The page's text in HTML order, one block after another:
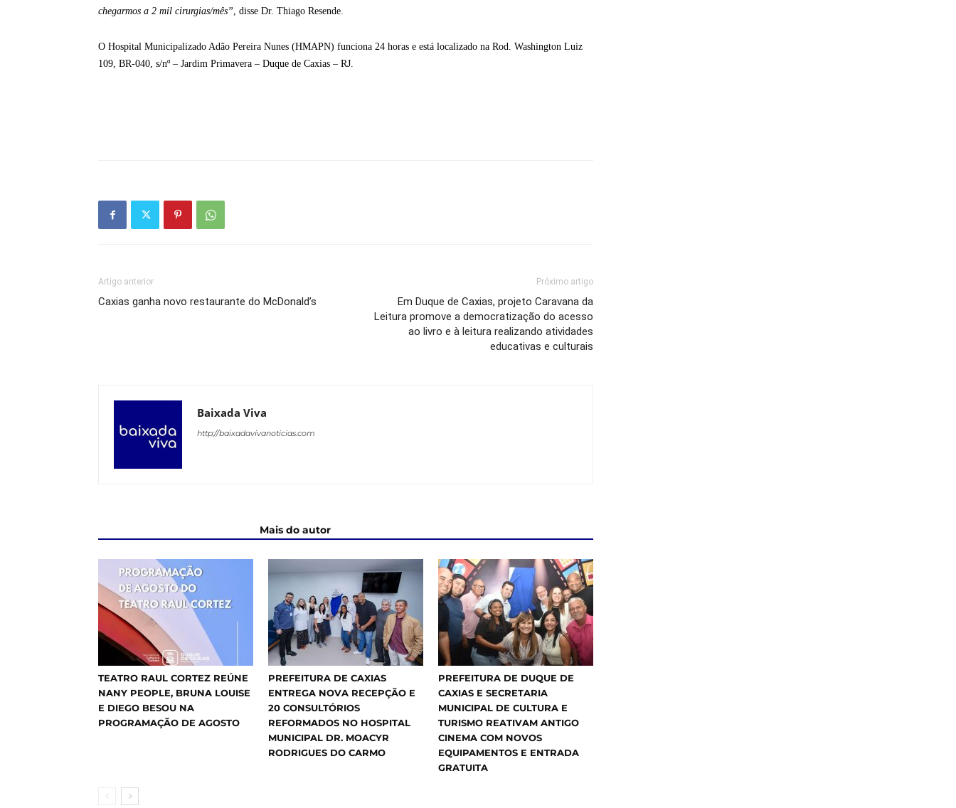
chegarmos a 2 mil cirurgias/mês”, disse Dr. Thiago Resende.
O Hospital Municipalizado Adão Pereira Nunes (HMAPN) funciona 24 horas e está localizado na Rod. Washington Luiz
109, BR-040, s/nº – Jardim Primavera – Duque de Caxias – RJ.
Artigo anterior
Caxias ganha novo restaurante do McDonald’s
Próximo artigo
Em Duque de Caxias, projeto Caravana da
Leitura promove a democratização do acesso
ao livro e à leitura realizando atividades
educativas e culturais
Baixada Viva
http://baixadavivanoticias.com
Mais do autor
TEATRO RAUL CORTEZ REÚNE
NANY PEOPLE, BRUNA LOUISE
E DIEGO BESOU NA
PROGRAMAÇÃO DE AGOSTO
PREFEITURA DE CAXIAS
ENTREGA NOVA RECEPÇÃO E
20 CONSULTÓRIOS
REFORMADOS NO HOSPITAL
MUNICIPAL DR. MOACYR
RODRIGUES DO CARMO
PREFEITURA DE DUQUE DE
CAXIAS E SECRETARIA
MUNICIPAL DE CULTURA E
TURISMO REATIVAM ANTIGO
CINEMA COM NOVOS
EQUIPAMENTOS E ENTRADA
GRATUITA